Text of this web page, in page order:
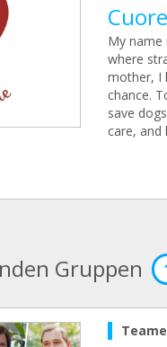
My name
where
mother, I
chance.
save
care, and
Gruppen